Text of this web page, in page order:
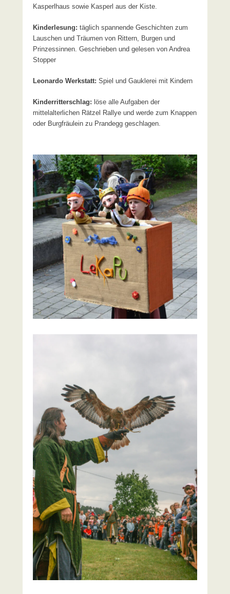
Kasperlhaus sowie Kasperl aus der Kiste.
Kinderlesung: täglich spannende Geschichten zum
Lauschen und Träumen von Rittern, Burgen und
Prinzessinnen. Geschrieben und gelesen von Andrea
Stopper
Leonardo Werkstatt: Spiel und Gauklerei mit Kindern
Kinderritterschlag: löse alle Aufgaben der
mittelalterlichen Rätzel Rallye und werde zum Knappen
oder Burgfräulein zu Prandegg geschlagen.